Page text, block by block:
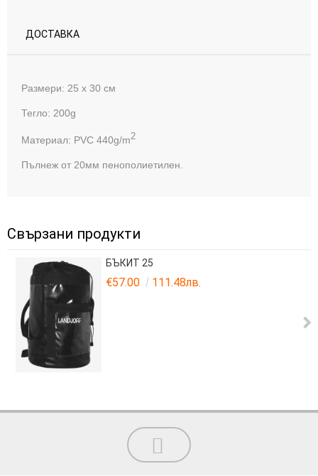
ДОСТАВКА
Размери: 25 х 30 см
Тегло: 200g
Материал: PVC 440g/m2
Пълнеж от 20мм пенополиетилен.
Свързани продукти
БЪКИТ 25
€57.00 111.48лв.